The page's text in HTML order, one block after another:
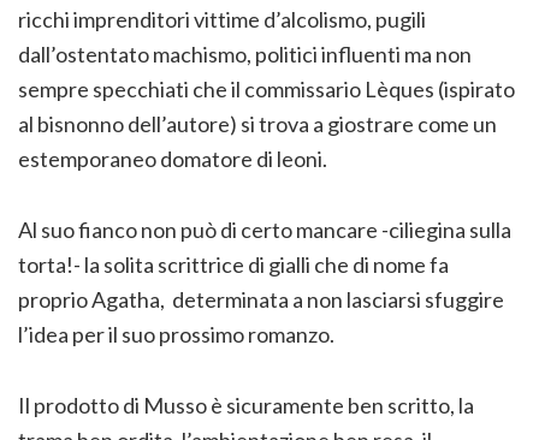
ricchi imprenditori vittime d’alcolismo, pugili
dall’ostentato machismo, politici influenti ma non
sempre specchiati che il commissario Lèques (ispirato
al bisnonno dell’autore) si trova a giostrare come un
estemporaneo domatore di leoni.
Al suo fianco non può di certo mancare -ciliegina sulla
torta!- la solita scrittrice di gialli che di nome fa
proprio Agatha, determinata a non lasciarsi sfuggire
l’idea per il suo prossimo romanzo.
Il prodotto di Musso è sicuramente ben scritto, la